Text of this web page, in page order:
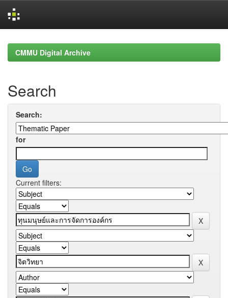
navigationCMMU Digital Archive
Search
Search:
for
Current filters: